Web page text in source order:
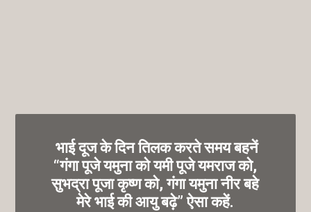
भाई दूज के दिन तिलक करते समय बहनें
“गंगा पूजे यमुना को यमी पूजे यमराज को,
सुभद्रा पूजा कृष्ण को, गंगा यमुना नीर बहे
मेरे भाई की आयु बढ़े” ऐसा कहें.